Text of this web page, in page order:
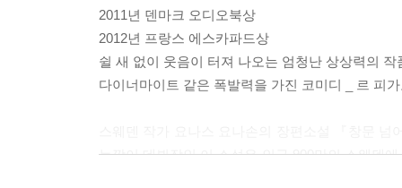
2011년 덴마크 오디오북상
2012년 프랑스 에스카파드상
쉴 새 없이 웃음이 터져 나오는 엄청난 상상력의 작
다이너마이트 같은 폭발력을 가진 코미디 _ 르 피
늦깎이 데뷔작인 이 소설은 인구 900만의 스웨덴